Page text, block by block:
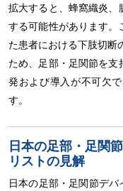
拡大すると、蜂窩織炎
する可能性があります
た患者における下肢切
ため、足部・足関節を
発および導入が不可欠
す。
日本の足部・足関
リストの見解
日本の足部・足関節デ